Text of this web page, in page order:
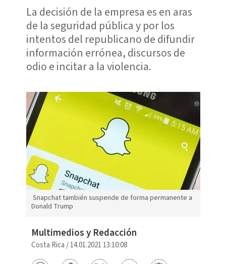
La decisión de la empresa es en aras
de la seguridad pública y por los
intentos del republicano de difundir
información errónea, discursos de
odio e incitar a la violencia.
Snapchat también suspende de forma permanente a
Donald Trump
Multimedios y Redacción
Costa Rica /14.01.2021 13:10:08